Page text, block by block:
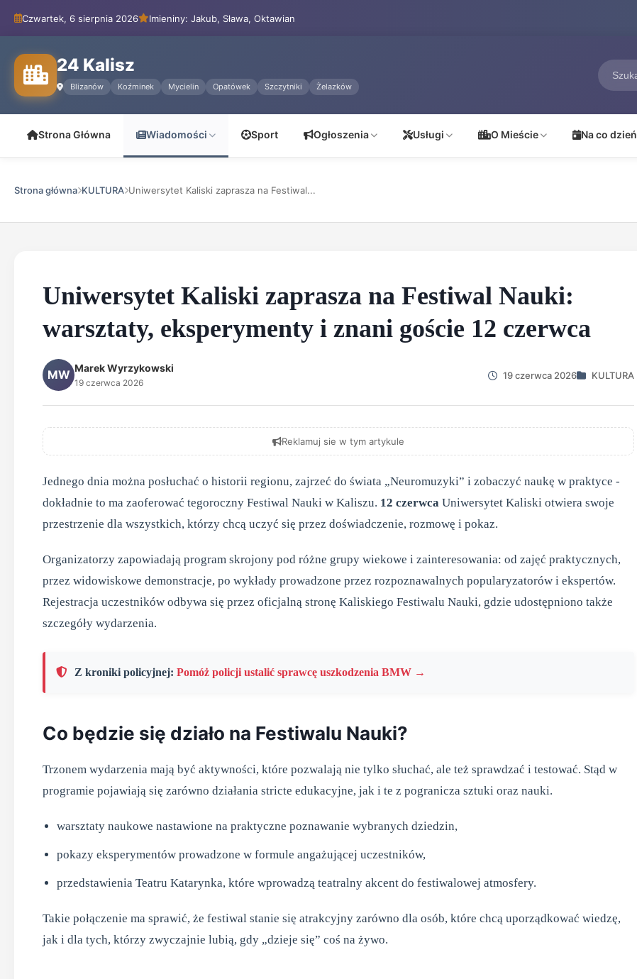
Czwartek, 6 sierpnia 2026 Imieniny: Jakub, Sława, Oktawian
24 Kalisz
Blizanów Koźminek Mycielin Opatówek Szczytniki Żelazków
Strona Główna Wiadomości Sport Ogłoszenia Usługi O Mieście Na co dzień
Strona główna KULTURA Uniwersytet Kaliski zaprasza na Festiwal...
Uniwersytet Kaliski zaprasza na Festiwal Nauki:
warsztaty, eksperymenty i znani goście 12 czerwca
MW Marek Wyrzykowski
19 czerwca 2026
19 czerwca 2026 KULTURA
Reklamuj sie w tym artykule
Jednego dnia można posłuchać o historii regionu, zajrzeć do świata „Neuromuzyki” i zobaczyć naukę w praktyce -
dokładnie to ma zaoferować tegoroczny Festiwal Nauki w Kaliszu. 12 czerwca Uniwersytet Kaliski otwiera swoje
przestrzenie dla wszystkich, którzy chcą uczyć się przez doświadczenie, rozmowę i pokaz.
Organizatorzy zapowiadają program skrojony pod różne grupy wiekowe i zainteresowania: od zajęć praktycznych,
przez widowiskowe demonstracje, po wykłady prowadzone przez rozpoznawalnych popularyzatorów i ekspertów.
Rejestracja uczestników odbywa się przez oficjalną stronę Kaliskiego Festiwalu Nauki, gdzie udostępniono także
szczegóły wydarzenia.
Z kroniki policyjnej: Pomóż policji ustalić sprawcę uszkodzenia BMW →
Co będzie się działo na Festiwalu Nauki?
Trzonem wydarzenia mają być aktywności, które pozwalają nie tylko słuchać, ale też sprawdzać i testować. Stąd w
programie pojawiają się zarówno działania stricte edukacyjne, jak i te z pogranicza sztuki oraz nauki.
warsztaty naukowe nastawione na praktyczne poznawanie wybranych dziedzin,
pokazy eksperymentów prowadzone w formule angażującej uczestników,
przedstawienia Teatru Katarynka, które wprowadzą teatralny akcent do festiwalowej atmosfery.
Takie połączenie ma sprawić, że festiwal stanie się atrakcyjny zarówno dla osób, które chcą uporządkować wiedzę,
jak i dla tych, którzy zwyczajnie lubią, gdy „dzieje się” coś na żywo.